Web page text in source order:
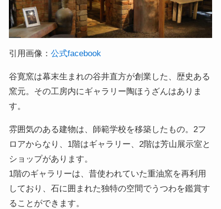
引用画像： 公式facebook
谷寛窯は幕末生まれの谷井直方が創業した、歴史ある
窯元。その工房内にギャラリー陶ほうざんはありま
す。
雰囲気のある建物は、師範学校を移築したもの。2フ
ロアからなり、1階はギャラリー、2階は芳山展示室と
ショップがあります。
1階のギャラリーは、昔使われていた重油窯を再利用
しており、石に囲まれた独特の空間でうつわを鑑賞す
ることができます。